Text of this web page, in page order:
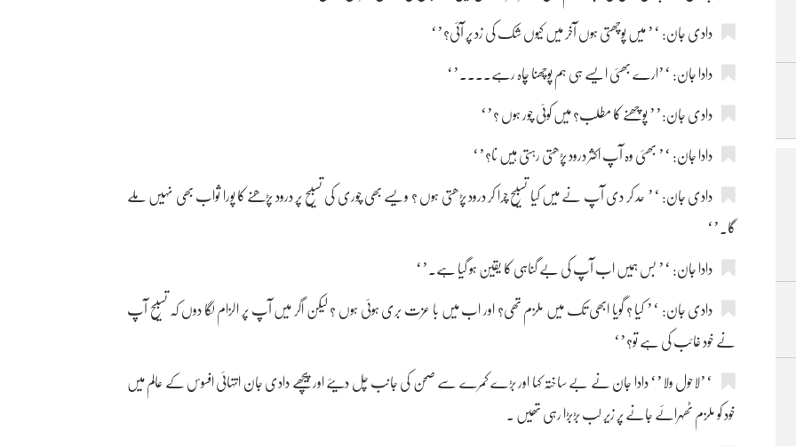
دادی جان: ‘’ میں پوچھتی ہوں آخر میں کیوں شک کی زد پر آئی؟’‘
دادا جان: ‘’ارے بھئی ایسے ہی ہم پوچھنا چاہ رہے....’‘
دادی جان:’’ پوچھنے کا مطلب؟ میں کوئی چور ہوں ؟’‘
دادا جان: ‘’ بھئی وہ آپ اکثر درود پڑھتی رہتی ہیں نا؟’‘
دادی جان: ‘’ حد کر دی آپ نے میں کیا تسبیح چرا کر درود پڑھتی ہوں ؟ ویسے بھی چوری کی تسبیح پر درود پڑھنے کا پورا ثواب بھی نہیں ملے
گا۔’‘
دادا جان: ‘’ بس ہمیں اب آپ کی بے گناہی کا یقین ہو گیا ہے۔’‘
دادی جان: ‘’ کیا ؟ گویا ابھی تک میں ملزم تھی؟ اور اب میں با عزت بری ہوئی ہوں ؟ لیکن اگر میں آپ پر الزام لگا دوں کہ تسبیح آپ
نے خود غائب کی ہے تو؟’‘
‘’لاحول ولا’‘ دادا جان نے بے ساختہ کہا اور بڑے کمرے سے صحن کی جانب چل دیئے اور پیچھے دادی جان انتہائی افسوس کے عالم میں
خود کو ملزم ٹھہرائے جانے پر زیر لب بڑبڑا رہی تھیں ۔